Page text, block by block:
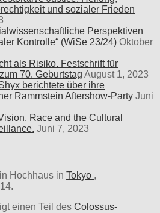
und sozialer Frieden
Perspektiven
Kontrolle“ (WiSe 23/24) Oktober
als Risiko. Festschrift für
70. Geburtstag August 1, 2023
berichtete über ihre
Rammstein Aftershow-Party Juni
Race and the Cultural
Juni 7, 2023
Hochhaus in Tokyo ,
einen Teil des Colossus-